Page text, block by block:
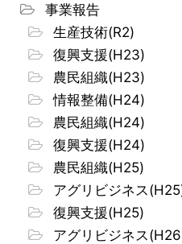
事業報告
生産技術(R2)
復興支援(H23)
農民組織(H23)
情報整備(H24)
農民組織(H24)
復興支援(H24)
農民組織(H25)
アグリビジネス
復興支援(H25)
アグリビジネス